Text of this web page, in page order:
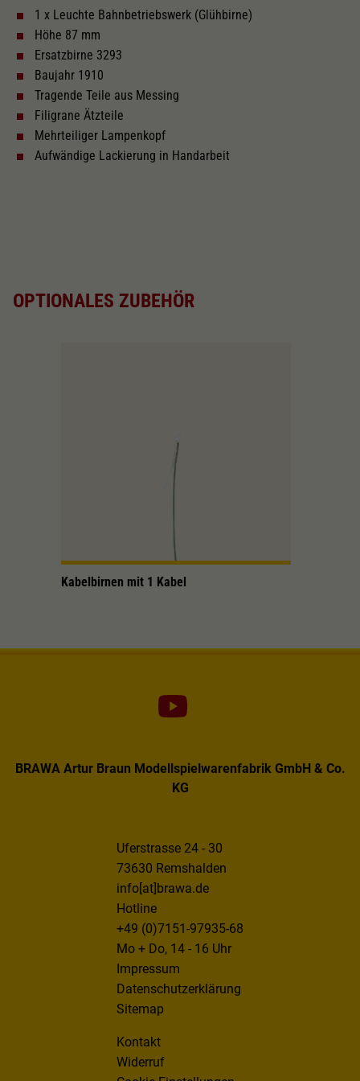
1 x Leuchte Bahnbetriebswerk (Glühbirne)
Höhe 87 mm
Ersatzbirne 3293
Baujahr 1910
Tragende Teile aus Messing
Filigrane Ätzteile
Mehrteiliger Lampenkopf
Aufwändige Lackierung in Handarbeit
OPTIONALES ZUBEHÖR
Kabelbirnen mit 1 Kabel
BRAWA Artur Braun Modellspielwarenfabrik GmbH & Co.
KG
Uferstrasse 24 - 30
73630 Remshalden
info[at]brawa.de
Hotline
+49 (0)7151-97935-68
Mo + Do, 14 - 16 Uhr
Impressum
Datenschutzerklärung
Sitemap
Kontakt
Widerruf
Zweck
Einstellungen. Unter anderem eine zufällig
Ihrer vorgenommen Einstellungen, falls der